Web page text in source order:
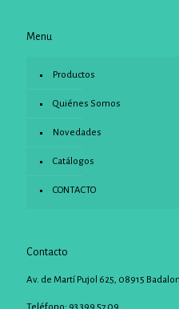
Menu
Productos
Quiénes Somos
Novedades
Catálogos
CONTACTO
Contacto
Av. de Martí Pujol 625, 08915